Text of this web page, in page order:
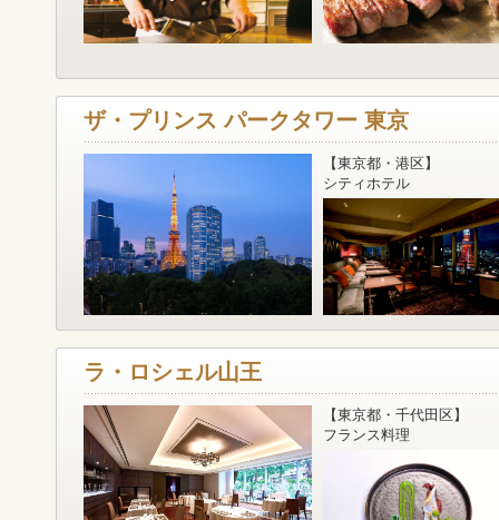
ザ・プリンス パークタワー 東京
【東京都・港区】
シティホテル
ラ・ロシェル山王
【東京都・千代田区】
フランス料理